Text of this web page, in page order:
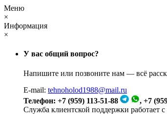
Меню
×
Информация
×
У вас общий вопрос?
Напишите или позвоните нам — всё
E-mail: tehnoholod1988@mail.ru
Телефон: +7 (959) 113-51-88
, +7
Служба клиентской поддержки работает